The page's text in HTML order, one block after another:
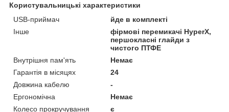
Користувальницькі характеристики
USB-приймач
йде в комплекті
Інше
фірмові перемикачі HyperX,
першокласні глайди з
чистого ПТФЕ
Внутрішня пам'ять
Немає
Гарантія в місяцях
24
Довжина кабелю
-
Ергономічна
Немає
Колесо прокручування
є